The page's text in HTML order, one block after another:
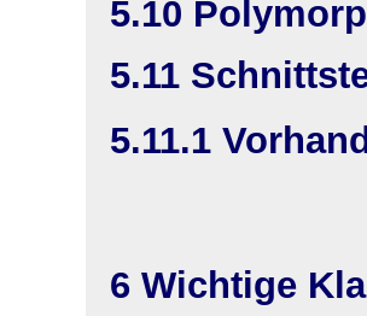
5.10
5.11
5.11.1
6 Wichtige